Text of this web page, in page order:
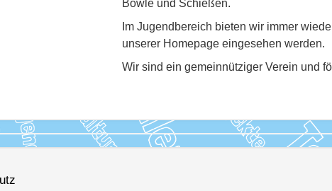
Bowle und Schießen.
Im Jugendbereich bieten wir immer
unserer Homepage eingesehen werden.
Wir sind ein gemeinnütziger Verein und